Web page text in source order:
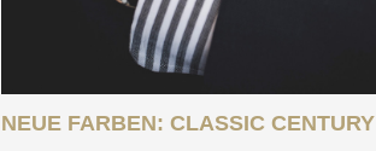
NEUE FARBEN: CLASSIC CENTURY